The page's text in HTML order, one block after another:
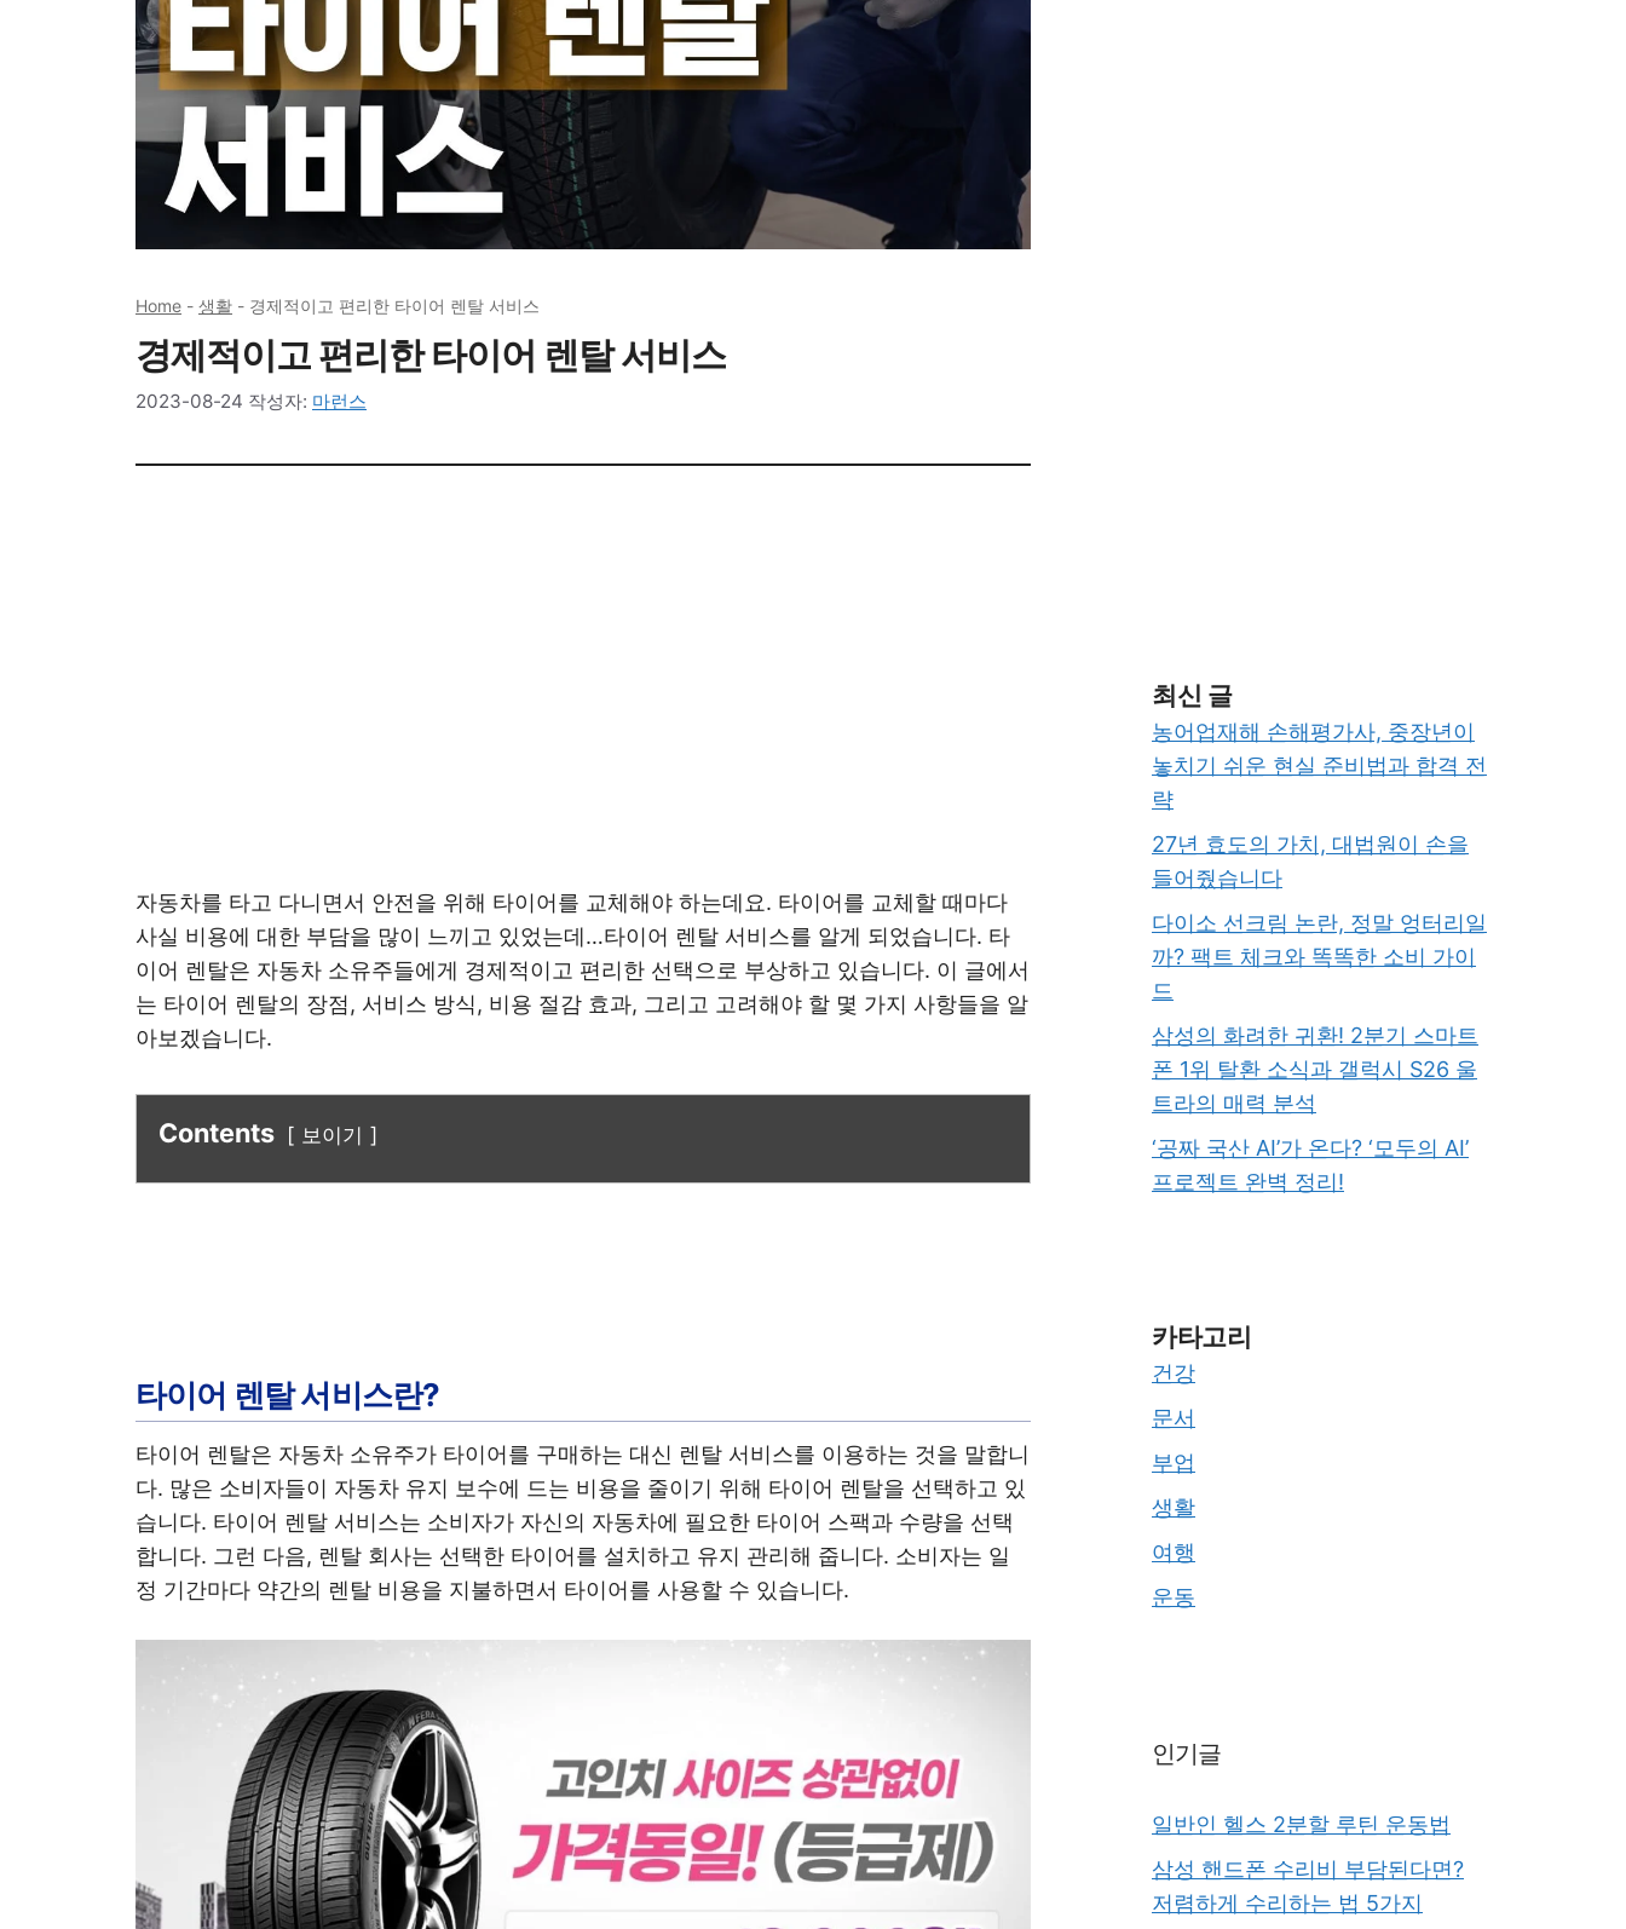
Home - 생활 - 경제적이고 편리한 타이어 렌탈 서비스
경제적이고 편리한 타이어 렌탈 서비스
2023-08-24 작성자: 마런스
자동차를 타고 다니면서 안전을 위해 타이어를 교체해야 하는데요. 타이어를 교체할 때마다
사실 비용에 대한 부담을 많이 느끼고 있었는데…타이어 렌탈 서비스를 알게 되었습니다. 타
이어 렌탈은 자동차 소유주들에게 경제적이고 편리한 선택으로 부상하고 있습니다. 이 글에서
는 타이어 렌탈의 장점, 서비스 방식, 비용 절감 효과, 그리고 고려해야 할 몇 가지 사항들을 알
아보겠습니다.
Contents 보이기
타이어 렌탈 서비스란?
타이어 렌탈은 자동차 소유주가 타이어를 구매하는 대신 렌탈 서비스를 이용하는 것을 말합니
다. 많은 소비자들이 자동차 유지 보수에 드는 비용을 줄이기 위해 타이어 렌탈을 선택하고 있
습니다. 타이어 렌탈 서비스는 소비자가 자신의 자동차에 필요한 타이어 스팩과 수량을 선택
합니다. 그런 다음, 렌탈 회사는 선택한 타이어를 설치하고 유지 관리해 줍니다. 소비자는 일
정 기간마다 약간의 렌탈 비용을 지불하면서 타이어를 사용할 수 있습니다.
최신 글
농어업재해 손해평가사, 중장년이
놓치기 쉬운 현실 준비법과 합격 전
략
27년 효도의 가치, 대법원이 손을
들어줬습니다
다이소 선크림 논란, 정말 엉터리일
까? 팩트 체크와 똑똑한 소비 가이
드
삼성의 화려한 귀환! 2분기 스마트
폰 1위 탈환 소식과 갤럭시 S26 울
트라의 매력 분석
‘공짜 국산 AI’가 온다? ‘모두의 AI’
프로젝트 완벽 정리!
카타고리
건강
문서
부업
생활
여행
운동
인기글
일반인 헬스 2분할 루틴 운동법
삼성 핸드폰 수리비 부담된다면?
저렴하게 수리하는 법 5가지